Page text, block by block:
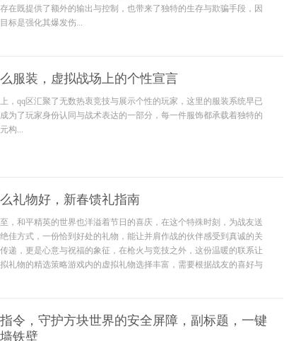
在既提供了额外的输出与控制，也带来了独特的生存与欺骗手段，因
标是强化其爆发伤...
服装，虚拟战场上的个性宣言
，qq区汇聚了无数热衷竞技与展示个性的玩家，这里的服装系统早已
为了玩家身份认同与战术表达的一部分，每一件服饰都承载着独特的
构...
礼物好，新春馈礼指南
，和平精英的世界也洋溢着节日的喜庆，在这个特殊时刻，为战友送
佳方式，一份恰到好处的礼物，能让并肩作战的伙伴感受到真诚的关
递，更是心意与祝福的象征，在枪火与竞技之外，这份温暖的联系让
礼物的精选策略游戏内的虚拟礼物选择丰富，需要根据战友的喜好与
令，守护方块世界的安全屏障，副标题，一键
铁壁